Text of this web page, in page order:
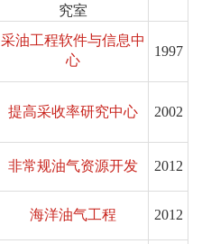
究室
采油工程软件与信息中
心
1997
提高采收率研究中心 2002
非常规油气资源开发 2012
海洋油气工程 2012